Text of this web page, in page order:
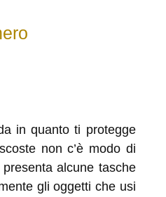
in quanto ti protegge
non c’è modo di
alcune tasche
gli oggetti che usi